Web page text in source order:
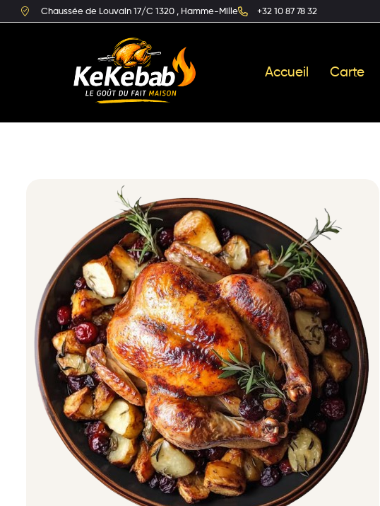
Chaussée de Louvain 17/C 1320 , Hamme-Mille +32 10 87 78 32
Accueil Carte